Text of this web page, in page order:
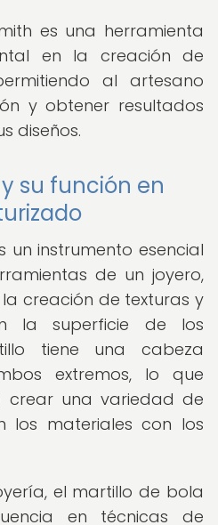
es una herramienta
en la creación de
al artesano
y obtener resultados
diseños.
su función en
un instrumento esencial
de un joyero,
creación de texturas y
la superficie de los
tiene una cabeza
extremos, lo que
crear una variedad de
los materiales con los
el martillo de bola
en técnicas de